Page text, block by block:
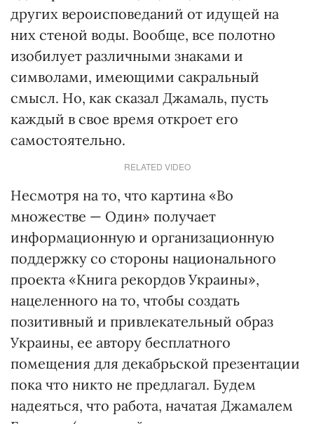
других вероисповеданий от идущей на
них стеной воды. Вообще, все полотно
изобилует различными знаками и
символами, имеющими сакральный
смысл. Но, как сказал Джамаль, пусть
каждый в свое время откроет его
самостоятельно.
RELATED VIDEO
Несмотря на то, что картина «Во
множестве — Один» получает
информационную и организационную
поддержку со стороны национального
проекта «Книга рекордов Украины»,
нацеленного на то, чтобы создать
позитивный и привлекательный образ
Украины, ее автору бесплатного
помещения для декабрьской презентации
пока что никто не предлагал. Будем
надеяться, что работа, начатая Джамалем